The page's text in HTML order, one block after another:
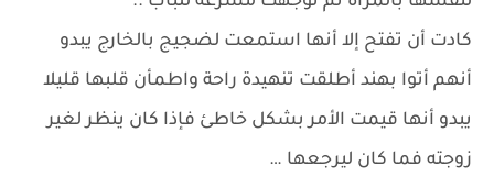
كادت أن تفتح إلا أنها استمعت لضجيج بالخارج يبدو
أنهم أتوا بهند أطلقت تنهيدة راحة واطمأن قلبها قليلا
يبدو أنها قيمت الأمر بشكل خاطئ فإذا كان ينظر لغير
زوجته فما كان ليرجعها …